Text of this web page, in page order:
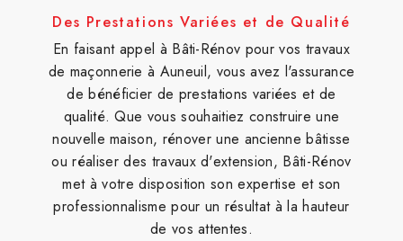
Des Prestations Variées et de Qualité
En faisant appel à Bâti-Rénov pour vos travaux
de maçonnerie à Auneuil, vous avez l'assurance
de bénéficier de prestations variées et de
qualité. Que vous souhaitiez construire une
nouvelle maison, rénover une ancienne bâtisse
ou réaliser des travaux d'extension, Bâti-Rénov
met à votre disposition son expertise et son
professionnalisme pour un résultat à la hauteur
de vos attentes.